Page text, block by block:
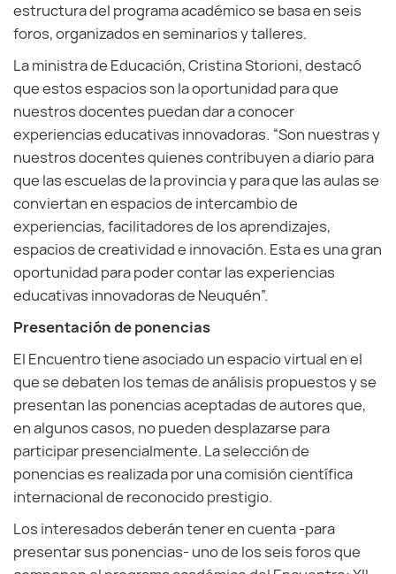
estructura del programa académico se basa en seis
foros, organizados en seminarios y talleres.
La ministra de Educación, Cristina Storioni, destacó
que estos espacios son la oportunidad para que
nuestros docentes puedan dar a conocer
experiencias educativas innovadoras. “Son nuestras y
nuestros docentes quienes contribuyen a diario para
que las escuelas de la provincia y para que las aulas se
conviertan en espacios de intercambio de
experiencias, facilitadores de los aprendizajes,
espacios de creatividad e innovación. Esta es una gran
oportunidad para poder contar las experiencias
educativas innovadoras de Neuquén”.
Presentación de ponencias
El Encuentro tiene asociado un espacio virtual en el
que se debaten los temas de análisis propuestos y se
presentan las ponencias aceptadas de autores que,
en algunos casos, no pueden desplazarse para
participar presencialmente. La selección de
ponencias es realizada por una comisión científica
internacional de reconocido prestigio.
Los interesados deberán tener en cuenta -para
presentar sus ponencias- uno de los seis foros que